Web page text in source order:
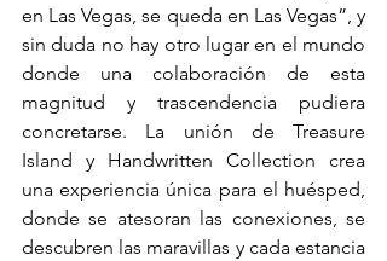
en Las Vegas, se queda en Las Vegas”, y
sin duda no hay otro lugar en el mundo
donde una colaboración de esta
magnitud y trascendencia pudiera
concretarse. La unión de Treasure
Island y Handwritten Collection crea
una experiencia única para el huésped,
donde se atesoran las conexiones, se
descubren las maravillas y cada estancia